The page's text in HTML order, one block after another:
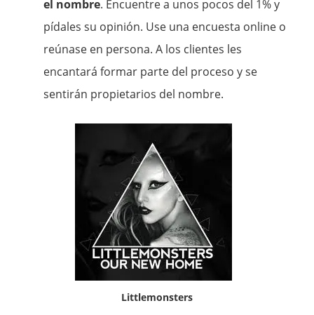
el nombre. Encuentre a unos pocos del 1% y
pídales su opinión. Use una encuesta online o
reúnase en persona. A los clientes les
encantará formar parte del proceso y se
sentirán propietarios del nombre.
Littlemonsters